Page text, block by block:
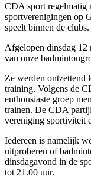
CDA sport regelmatig
sportverenigingen op
speelt binnen de clubs.
Afgelopen dinsdag 12
van onze
Ze werden ontzettend
training. Volgens de
enthousiaste groep
trainen. De CDA
vereniging sportiviteit
Iedereen is namelijk
uitproberen of
dinsdagavond in de
tot 21.00 uur.